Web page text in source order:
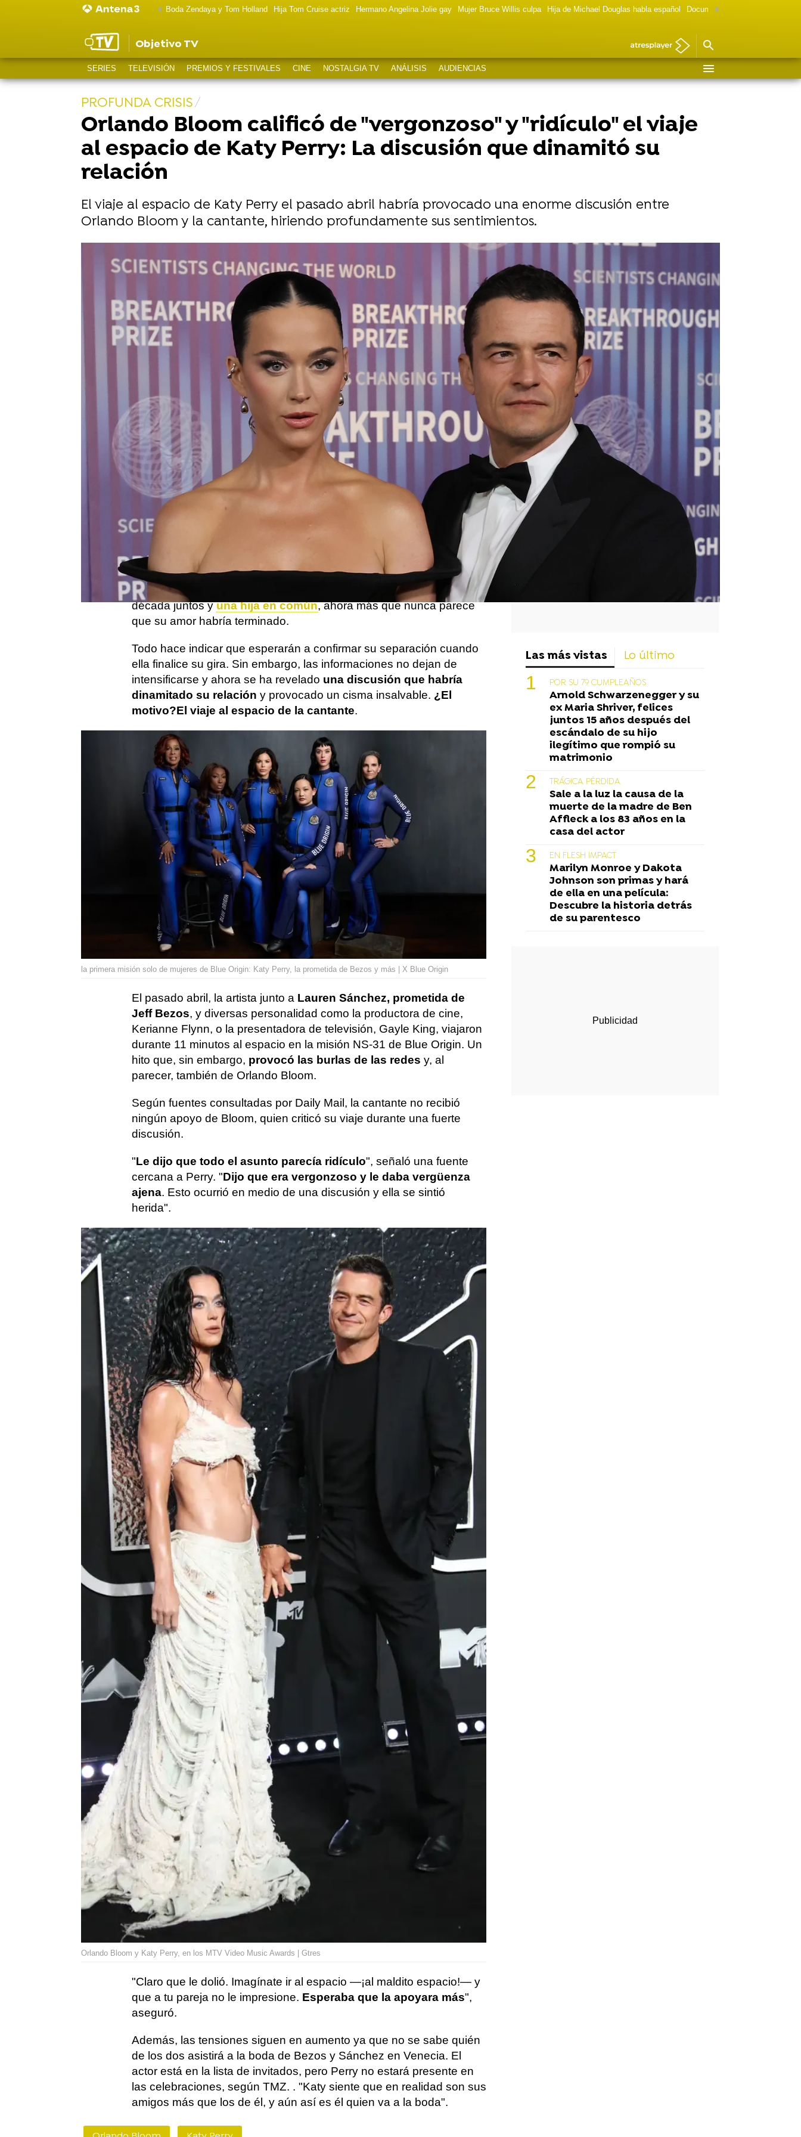
Boda Zendaya y Tom Holland Hija Tom Cruise actriz Hermano Angelina Jolie gay Mujer Bruce Willis culpa Hija de Michael Douglas habla español Documental Las chicas Gilmore
Objetivo TV
SERIES TELEVISIÓN PREMIOS Y FESTIVALES CINE NOSTALGIA TV ANÁLISIS AUDIENCIAS
PROFUNDA CRISIS
Orlando Bloom calificó de "vergonzoso" y "ridículo" el viaje
al espacio de Katy Perry: La discusión que dinamitó su
relación
El viaje al espacio de Katy Perry el pasado abril habría provocado una enorme discusión entre
Orlando Bloom y la cantante, hiriendo profundamente sus sentimientos.
Katy Perry explica su ruptura con Orlando Bloom y cómo "jugaba" con él: "Le mostré lo peor de mí"
Miguel Toba
21 de junio de 2025, 10:51
WhatsappFacebook
X Flipboard
La relación entre
parece estar más
cerca de su final después de informarse sobre
su profunda crisis
Aunque nunca se casaran desde su compromiso en 2019 tras una
década juntos yuna hija en común, ahora más que nunca parece
que su amor habría terminado.
Todo hace indicar que esperarán a confirmar su separación cuando
ella finalice su gira. Sin embargo, las informaciones no dejan de
intensificarse y ahora se ha revelado una discusión que habría
dinamitado su relación y provocado un cisma insalvable. ¿El
motivo?El viaje al espacio de la cantante.
la primera misión solo de mujeres de Blue Origin: Katy Perry, la prometida de Bezos y más | X Blue Origin
El pasado abril, la artista junto a Lauren Sánchez, prometida de
Jeff Bezos, y diversas personalidad como la productora de cine,
Kerianne Flynn, o la presentadora de televisión, Gayle King, viajaron
durante 11 minutos al espacio en la misión NS-31 de Blue Origin. Un
hito que, sin embargo, provocó las burlas de las redes y, al
parecer, también de Orlando Bloom.
Según fuentes consultadas por Daily Mail, la cantante no recibió
ningún apoyo de Bloom, quien criticó su viaje durante una fuerte
discusión.
"Le dijo que todo el asunto parecía ridículo", señaló una fuente
cercana a Perry. "Dijo que era vergonzoso y le daba vergüenza
ajena. Esto ocurrió en medio de una discusión y ella se sintió
herida".
Orlando Bloom y Katy Perry, en los MTV Video Music Awards | Gtres
"Claro que le dolió. Imagínate ir al espacio —¡al maldito espacio!— y
que a tu pareja no le impresione. Esperaba que la apoyara más",
aseguró.
Además, las tensiones siguen en aumento ya que no se sabe quién
de los dos asistirá a la boda de Bezos y Sánchez en Venecia. El
actor está en la lista de invitados, pero Perry no estará presente en
las celebraciones, según TMZ. . "Katy siente que en realidad son sus
amigos más que los de él, y aún así es él quien va a la boda".
Las más vistas Lo último
POR SU 79 CUMPLEAÑOS
Arnold Schwarzenegger y su
ex Maria Shriver, felices
juntos 15 años después del
escándalo de su hijo
ilegítimo que rompió su
matrimonio
TRÁGICA PÉRDIDA
Sale a la luz la causa de la
muerte de la madre de Ben
Affleck a los 83 años en la
casa del actor
EN FLESH IMPACT
Marilyn Monroe y Dakota
Johnson son primas y hará
de ella en una película:
Descubre la historia detrás
de su parentesco